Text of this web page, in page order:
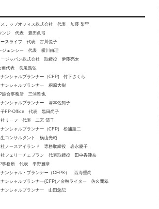
ステップオフィス株式会社 代表 加藤 梨里
ンジ 代表 豊田眞弓
ースライフ 代表 古川悦子
ジェンシー 代表 横川由理
ージャパン株式会社 取締役 伊藤亮太
画代表 長尾義弘
ナンシャルプランナー（CFP) 竹下さくら
ナンシャルプランナー 桐原大樹
綜合事務所 三浦雅也
ナンシャルプランナー 塚本佐知子
子FP-Office 代表 黒田尚子
社リーフ 代表 二宮 清子
ナンシャルプランナー（CFP) 松浦建二
生コンサルタント 横山光昭
社ノースアイランド 専務取締役 岩永慶子
社フェリーチェプラン 代表取締役 田中香津奈
事務所 代表 平野雅章
ナンシャル・プランナー（CFP®） 西海重尚
ナンシャルプランナー(CFP)／金融ライター 佐久間翠
ナンシャルプランナー 山田悠記